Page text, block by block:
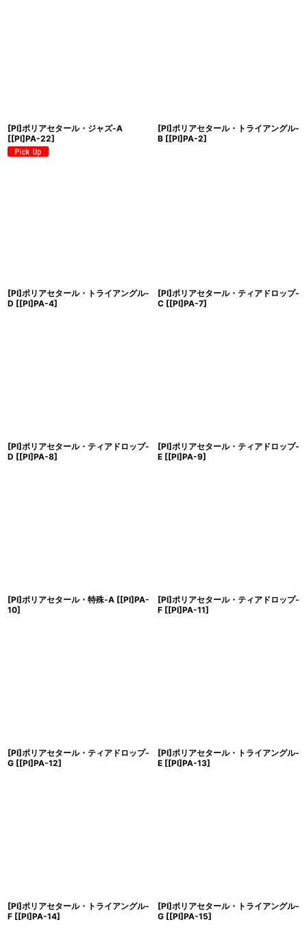
[PI]ポリアセタール・ジャズ-A
[[PI]PA-22]
[PI]ポリアセタール・トライアングル-
B [[PI]PA-2]
[PI]ポリアセタール・トライアングル-
D [[PI]PA-4]
[PI]ポリアセタール・ティアドロップ-
C [[PI]PA-7]
[PI]ポリアセタール・ティアドロップ-
D [[PI]PA-8]
[PI]ポリアセタール・ティアドロップ-
E [[PI]PA-9]
[PI]ポリアセタール・特殊-A [[PI]PA-
10]
[PI]ポリアセタール・ティアドロップ-
F [[PI]PA-11]
[PI]ポリアセタール・ティアドロップ-
G [[PI]PA-12]
[PI]ポリアセタール・トライアングル-
E [[PI]PA-13]
[PI]ポリアセタール・トライアングル-
F [[PI]PA-14]
[PI]ポリアセタール・トライアングル-
G [[PI]PA-15]